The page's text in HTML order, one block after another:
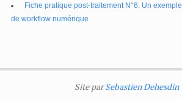
Fiche pratique post-traitement N°6: Un exemple
de workflow numérique
Site parSebastien Dehesdin